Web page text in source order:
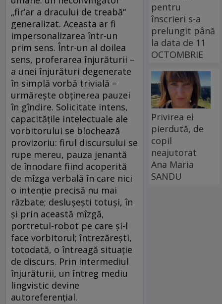
„fir’ar a dracului de treabă“
generalizat. Aceasta ar fi
impersonalizarea într-un
prim sens. Într-un al doilea
sens, proferarea înjurăturii –
a unei înjurături degenerate
în simplă vorbă trivială –
urmărește obținerea pauzei
în gîndire. Solicitate intens,
capacitățile intelectuale ale
vorbitorului se blochează
provizoriu: firul discursului se
rupe mereu, pauza jenantă
de înnodare fiind acoperită
de mîzga verbală în care nici
o intenție precisă nu mai
răzbate; deslușești totuși, în
și prin această mîzgă,
portretul-robot pe care și-l
face vorbitorul; întrezărești,
totodată, o întreagă situație
de discurs. Prin intermediul
înjurăturii, un întreg mediu
lingvistic devine
autoreferențial.
pentru
înscrieri s-a
prelungit până
la data de 11
OCTOMBRIE
Privirea ei
pierdută, de
copil
neajutorat
Ana Maria
SANDU